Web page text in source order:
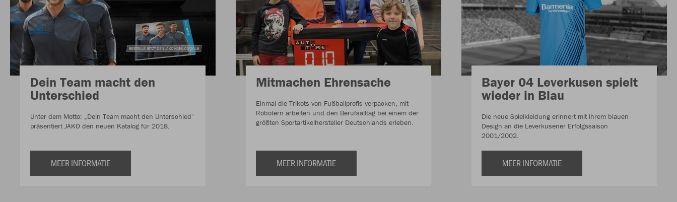
Dein Team macht den
Unterschied
Unter dem Motto: „Dein Team macht den Unterschied“
präsentiert JAKO den neuen Katalog für 2018.
MEER INFORMATIE
Mitmachen Ehrensache
Einmal die Trikots von Fußballprofis verpacken, mit
Robotern arbeiten und den Berufsalltag bei einem der
größten Sportartikelhersteller Deutschlands erleben.
MEER INFORMATIE
Bayer 04 Leverkusen spielt
wieder in Blau
Die neue Spielkleidung erinnert mit ihrem blauen
Design an die Leverkusener Erfolgssaison
2001/2002.
MEER INFORMATIE